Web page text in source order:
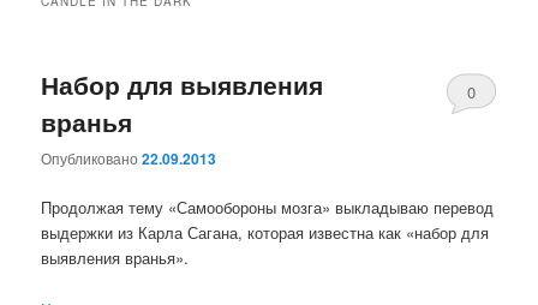
Набор для выявления
вранья
Опубликовано22.09.2013
0
Продолжая тему «Самообороны мозга» выкладываю перевод
выдержки из Карла Сагана, которая известна как «набор для
выявления вранья».